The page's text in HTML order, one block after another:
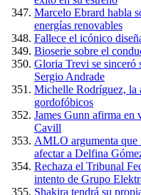
Marcelo Ebrard habla
energías renovables
Fallece el icónico
Bioserie sobre el
Gloria Trevi se sinceró
Sergio Andrade
Michelle Rodríguez, la
gordofóbicos
James Gunn afirma en
Cavill
AMLO argumenta que
afectar a Delfina
Rechaza el Tribunal
intento de Grupo
Shakira tendrá su